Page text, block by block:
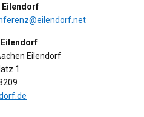
Eilendorf
1